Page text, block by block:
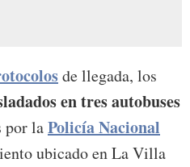
de llegada, los
en tres autobuses
por laPolicía Nacional
ubicado en La Villa